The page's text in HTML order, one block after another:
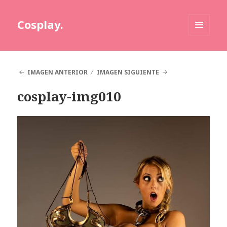
Cosplay.
IMAGEN ANTERIOR
IMAGEN SIGUIENTE
cosplay-img010